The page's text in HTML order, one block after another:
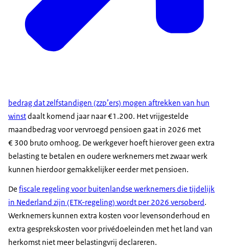
bedrag dat zelfstandigen (zzp’ers) mogen aftrekken van hun
winstdaalt komend jaar naar €1.200. Het vrijgestelde
maandbedrag voor vervroegd pensioen gaat in 2026 met
€ 300 bruto omhoog. De werkgever hoeft hierover geen extra
belasting te betalen en oudere werknemers met zwaar werk
kunnen hierdoor gemakkelijker eerder met pensioen.
De fiscale regeling voor buitenlandse werknemers die tijdelijk
in Nederland zijn (ETK-regeling) wordt per 2026 versoberd.
Werknemers kunnen extra kosten voor levensonderhoud en
extra gesprekskosten voor privédoeleinden met het land van
herkomst niet meer belastingvrij declareren.